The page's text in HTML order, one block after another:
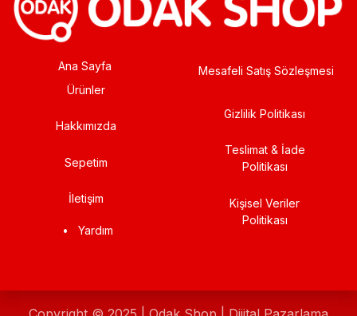
Ana Sayfa
Ürünler
Hakkımızda
Sepetim
İletişim
• Yardım
Mesafeli Satış Sözleşmesi
Gizlilik Politikası
Teslimat & İade
Politikası
Kişisel Veriler
Politikası